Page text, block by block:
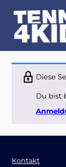
Inhalt
springen
Diese
Du bist
Kontakt